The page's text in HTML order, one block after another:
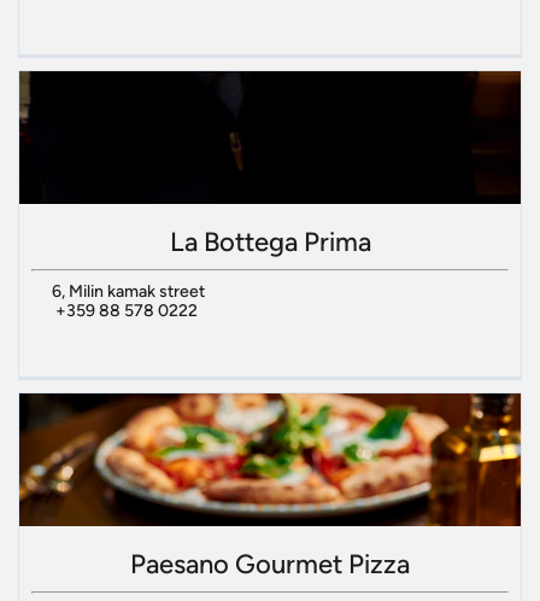
La Bottega Prima
6, Milin kamak street
+359 88 578 0222
Paesano Gourmet Pizza